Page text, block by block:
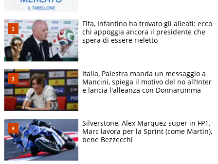
Fifa, Infantino ha trovato gli alleati: ecco
chi appoggia ancora il presidente che
spera di essere rieletto
Italia, Palestra manda un messaggio a
Mancini, spiega il motivo del no all’Inter
e lancia l'alleanza con Donnarumma
Silverstone, Alex Marquez super in FP1.
Marc lavora per la Sprint (come Martin),
bene Bezzecchi